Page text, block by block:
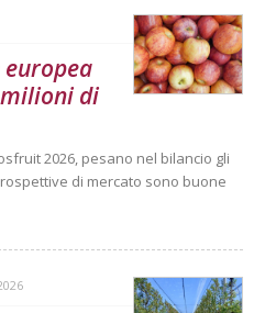
di
2026, pesano nel bilancio gli
di mercato sono buone